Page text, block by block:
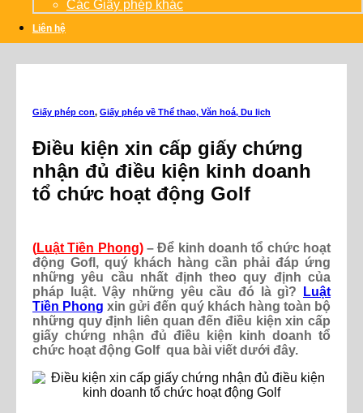
Các Giấy phép khác
Liên hệ
Giấy phép con, Giấy phép về Thể thao, Văn hoá, Du lịch
Điều kiện xin cấp giấy chứng
nhận đủ điều kiện kinh doanh
tổ chức hoạt động Golf
(Luật Tiền Phong)– Để kinh doanh tổ chức hoạt
động Gofl, quý khách hàng cần phải đáp ứng
những yêu cầu nhất định theo quy định của
pháp luật. Vậy những yêu cầu đó là gì?
Luật
Tiền Phong xin gửi đến quý khách hàng toàn bộ
những quy định liên quan đến điều kiện xin cấp
giấy chứng nhận đủ điều kiện kinh doanh tổ
chức hoạt động Golf qua bài viết dưới đây.